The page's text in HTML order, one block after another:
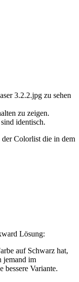
3.2.2.jpg zu sehen
zu zeigen.
identisch.
der Colorlist die in dem
Lösung:
auf Schwarz hat,
jemand im
Variante.